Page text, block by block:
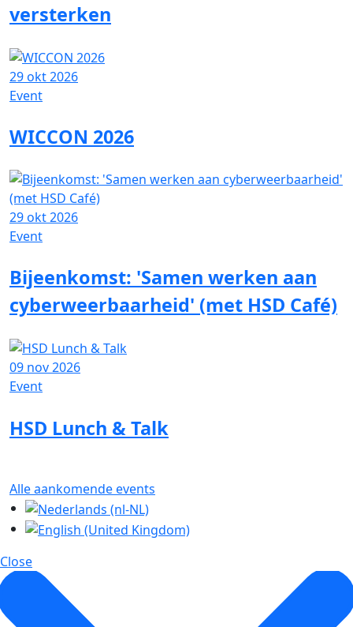
versterken
29 okt 2026
Event
WICCON 2026
29 okt 2026
Event
Bijeenkomst: 'Samen werken aan
cyberweerbaarheid' (met HSD Café)
09 nov 2026
Event
HSD Lunch & Talk
Alle aankomende events
Close